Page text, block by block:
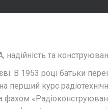
надійність та
В 1953 році батьки
перший курс
фахом